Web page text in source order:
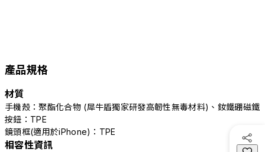
產品規格
材質
手機殼：聚酯化合物 (犀牛盾獨家研發高韌性無毒材料)、釹鐵硼磁鐵
按鈕：TPE
鏡頭框(適用於iPhone)：TPE
相容性資訊